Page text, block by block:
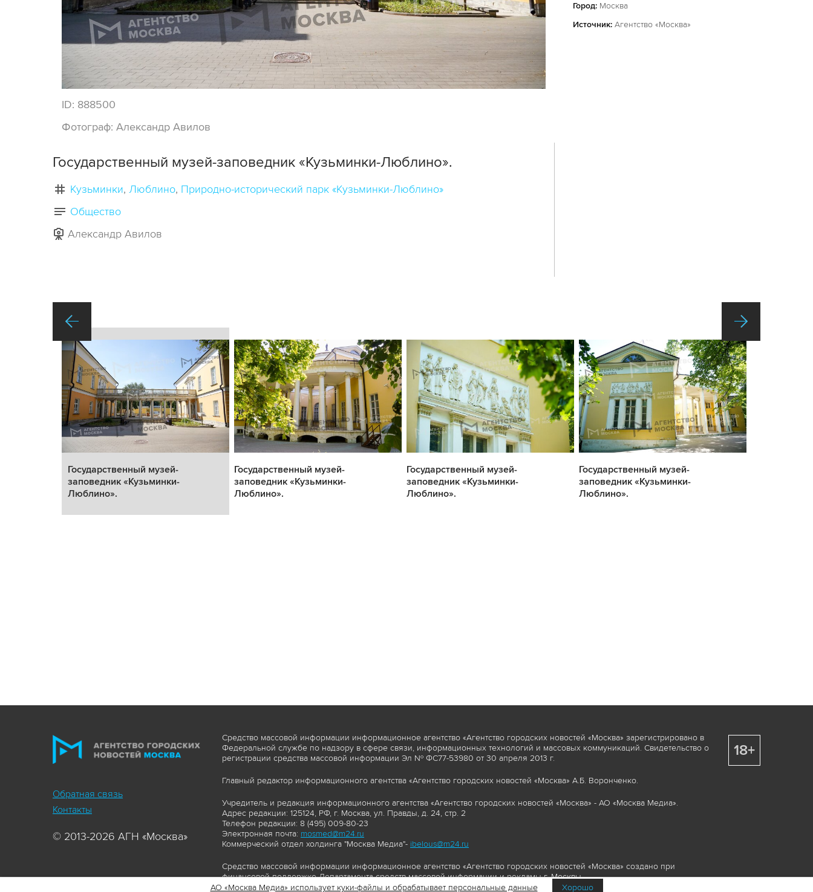
ID: 888500
Фотограф: Александр Авилов
Город: Москва
Источник: Агентство «Москва»
Государственный музей-заповедник «Кузьминки-Люблино».
Кузьминки Люблино Природно-исторический парк «Кузьминки-Люблино»
Общество
Александр Авилов
Государственный музей-
заповедник «Кузьминки-
Люблино».
Государственный музей-
заповедник «Кузьминки-
Люблино».
Государственный музей-
заповедник «Кузьминки-
Люблино».
Государственный музей-
заповедник «Кузьминки-
Люблино».
Обратная связь
Контакты
© 2013-2026 АГН «Москва»
Средство массовой информации информационное агентство «Агентство городских новостей «Москва» зарегистрировано в
Федеральной службе по надзору в сфере связи, информационных технологий и массовых коммуникаций. Свидетельство о
регистрации средства массовой информации Эл № ФС77-53980 от 30 апреля 2013 г.
Главный редактор информационного агентства «Агентство городских новостей «Москва» А.Б. Воронченко.
Учредитель и редакция информационного агентства «Агентство городских новостей «Москва» - АО «Москва Медиа».
Адрес редакции: 125124, РФ, г. Москва, ул. Правды, д. 24, стр. 2
Телефон редакции: 8 (495) 009-80-23
Электронная почта: mosmed@m24.ru
Коммерческий отдел холдинга "Москва Медиа"- ibelous@m24.ru
Средство массовой информации информационное агентство «Агентство городских новостей «Москва» создано при
финансовой поддержке Департамента средств массовой информации и рекламы г. Москвы.
18+
АО «Москва Медиа» использует куки-файлы и обрабатывает персональные данные Хорошо